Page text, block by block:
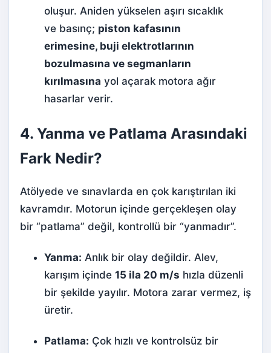
oluşur. Aniden yükselen aşırı sıcaklık
ve basınç; piston kafasının
erimesine, buji elektrotlarının
bozulmasına ve segmanların
kırılmasına yol açarak motora ağır
hasarlar verir.
4. Yanma ve Patlama Arasındaki
Fark Nedir?
Atölyede ve sınavlarda en çok karıştırılan iki
kavramdır. Motorun içinde gerçekleşen olay
bir “patlama” değil, kontrollü bir “yanmadır”.
Yanma: Anlık bir olay değildir. Alev,
karışım içinde 15 ila 20 m/s hızla düzenli
bir şekilde yayılır. Motora zarar vermez, iş
üretir.
Patlama: Çok hızlı ve kontrolsüz bir